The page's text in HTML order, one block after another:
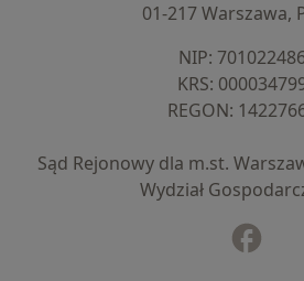
01-217 Warszawa,
NIP:
KRS:
REGON:
Sąd Rejonowy dla m.st.
Wydział